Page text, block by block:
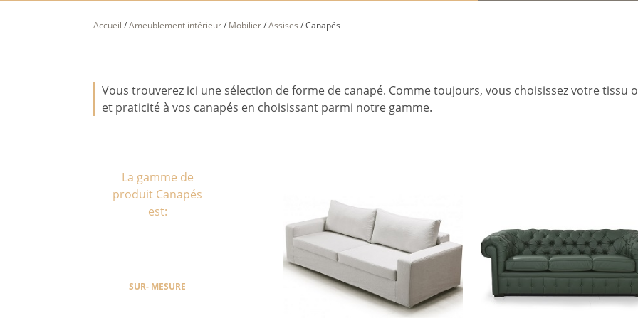
Accueil /Ameublement intérieur/ Mobilier/Assises /Canapés
Vous trouverez ici une sélection de forme de canapé. Comme toujours, vous choisissez votre tissu
et praticité à vos canapés en choisissant parmi notre gamme.
La gamme de
produit Canapés
est:
SUR- MESURE